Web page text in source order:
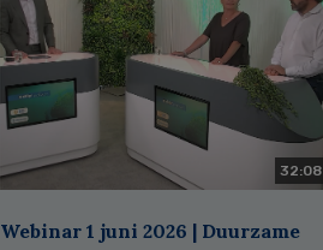
32:08
Webinar 1 juni 2026 | Duurzame